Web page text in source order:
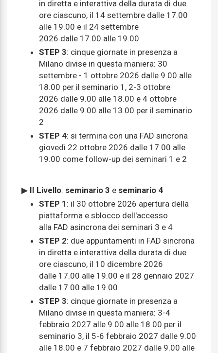
in diretta e interattiva della durata di due
ore ciascuno, il 14 settembre dalle 17.00
alle 19.00 e il 24 settembre
2026 dalle 17.00 alle 19.00
STEP 3: cinque giornate in presenza a
Milano divise in questa maniera: 30
settembre - 1 ottobre 2026 dalle 9.00 alle
18.00 per il seminario 1, 2-3 ottobre
2026 dalle 9.00 alle 18.00 e 4 ottobre
2026 dalle 9.00 alle 13.00 per il seminario
2
STEP 4: si termina con una FAD sincrona
giovedì 22 ottobre 2026 dalle 17.00 alle
19.00 come follow-up dei seminari 1 e 2
▶ II Livello: seminario 3 e seminario 4
STEP 1 : il 30 ottobre 2026 apertura della
piattaforma e sblocco dell'accesso
alla FAD asincrona dei seminari 3 e 4
STEP 2: due appuntamenti in FAD sincrona
in diretta e interattiva della durata di due
ore ciascuno, il 10 dicembre 2026
dalle 17.00 alle 19.00 e il 28 gennaio 2027
dalle 17.00 alle 19.00
STEP 3: cinque giornate in presenza a
Milano divise in questa maniera: 3-4
febbraio 2027 alle 9.00 alle 18.00 per il
seminario 3, il 5-6 febbraio 2027 dalle 9.00
alle 18.00 e 7 febbraio 2027 dalle 9.00 alle